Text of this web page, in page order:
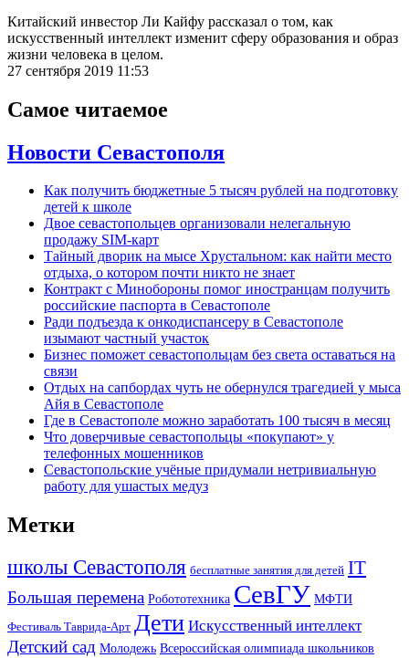
Китайский инвестор Ли Кайфу рассказал о том, как
искусственный интеллект изменит сферу образования и образ
жизни человека в целом.
27 сентября 2019 11:53
Самое читаемое
Новости Севастополя
Как получить бюджетные 5 тысяч рублей на подготовку
детей к школе
Двое севастопольцев организовали нелегальную
продажу SIM-карт
Тайный дворик на мысе Хрустальном: как найти место
отдыха, о котором почти никто не знает
Контракт с Минобороны помог иностранцам получить
российские паспорта в Севастополе
Ради подъезда к онкодиспансеру в Севастополе
изымают частный участок
Бизнес поможет севастопольцам без света оставаться на
связи
Отдых на сапбордах чуть не обернулся трагедией у мыса
Айя в Севастополе
Где в Севастополе можно заработать 100 тысяч в месяц
Что доверчивые севастопольцы «покупают» у
телефонных мошенников
Севастопольские учёные придумали нетривиальную
работу для ушастых медуз
Метки
школы Севастополя бесплатные занятия для детей IT
Большая перемена Робототехника СевГУ МФТИ
Фестиваль Таврида-Арт Дети Искусственный интеллект
Детский сад Молодежь Всероссийская олимпиада школьников